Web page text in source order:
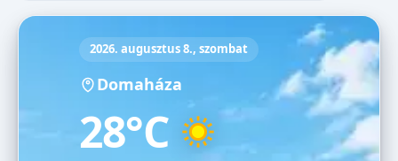
2026. augusztus 8., szombat
Domaháza
28°C